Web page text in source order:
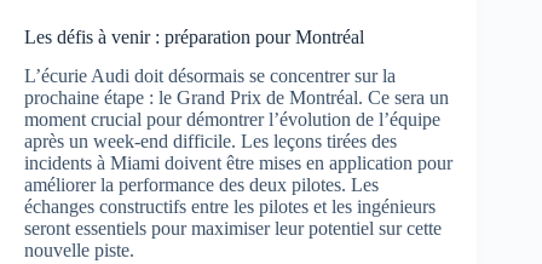
Les défis à venir : préparation pour Montréal
L’écurie Audi doit désormais se concentrer sur la
prochaine étape : le Grand Prix de Montréal. Ce sera un
moment crucial pour démontrer l’évolution de l’équipe
après un week-end difficile. Les leçons tirées des
incidents à Miami doivent être mises en application pour
améliorer la performance des deux pilotes. Les
échanges constructifs entre les pilotes et les ingénieurs
seront essentiels pour maximiser leur potentiel sur cette
nouvelle piste.